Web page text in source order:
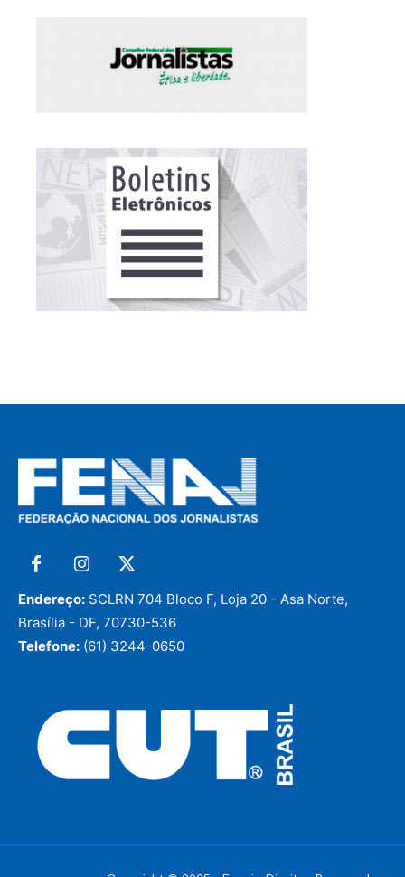
Endereço: SCLRN 704 Bloco F, Loja 20 - Asa Norte,
Brasília - DF, 70730-536
Telefone: (61) 3244-0650